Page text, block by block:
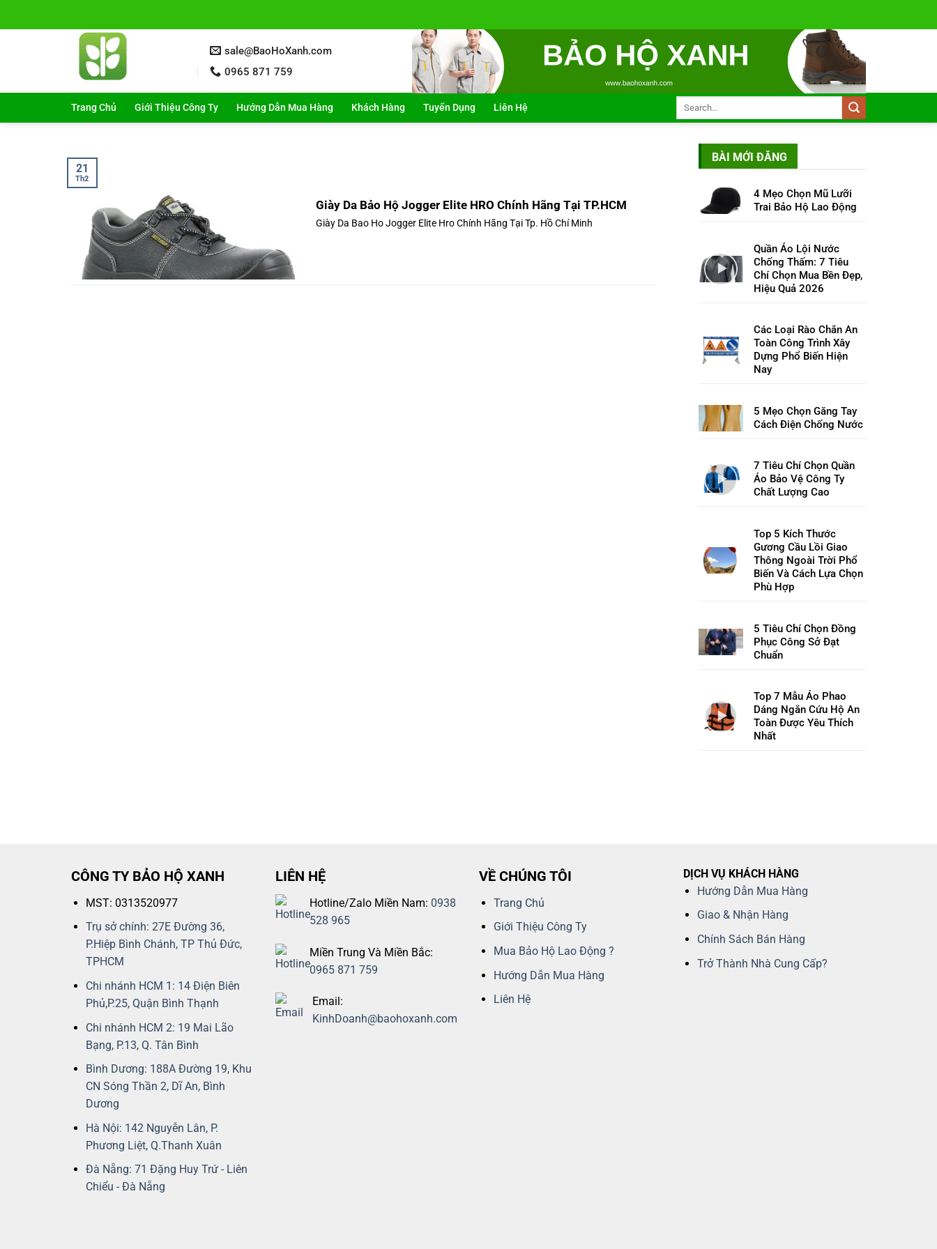
sale@BaoHoXanh.com
0965 871 759
Trang Chủ Giới Thiệu Công Ty Hướng Dẫn Mua Hàng Khách Hàng Tuyển Dụng Liên Hệ
Giày Da Bảo Hộ Jogger Elite HRO Chính Hãng Tại TP.HCM
Giày Da Bao Ho Jogger Elite Hro Chính Hãng Tại Tp. Hồ Chí Minh
21
Th2
BÀI MỚI ĐĂNG
4 Mẹo Chọn Mũ Lưỡi
Trai Bảo Hộ Lao Động
Quần Áo Lội Nước
Chống Thấm: 7 Tiêu
Chí Chọn Mua Bền Đẹp,
Hiệu Quả 2026
Các Loại Rào Chắn An
Toàn Công Trình Xây
Dựng Phổ Biến Hiện
Nay
5 Mẹo Chọn Găng Tay
Cách Điện Chống Nước
7 Tiêu Chí Chọn Quần
Áo Bảo Vệ Công Ty
Chất Lượng Cao
Top 5 Kích Thước
Gương Cầu Lồi Giao
Thông Ngoài Trời Phổ
Biến Và Cách Lựa Chọn
Phù Hợp
5 Tiêu Chí Chọn Đồng
Phục Công Sở Đạt
Chuẩn
Top 7 Mẫu Áo Phao
Dáng Ngắn Cứu Hộ An
Toàn Được Yêu Thích
Nhất
CÔNG TY BẢO HỘ XANH
MST: 0313520977
Trụ sở chính: 27E Đường 36,
P.Hiệp Bình Chánh, TP Thủ Đức,
TPHCM
Chi nhánh HCM 1: 14 Điện Biên
Phủ,P.25, Quận Bình Thạnh
Chi nhánh HCM 2: 19 Mai Lão
Bạng, P.13, Q. Tân Bình
Bình Dương: 188A Đường 19, Khu
CN Sóng Thần 2, Dĩ An, Bình
Dương
Hà Nội: 142 Nguyễn Lân, P.
Phương Liệt, Q.Thanh Xuân
Đà Nẵng: 71 Đặng Huy Trứ - Liên
Chiểu - Đà Nẵng
LIÊN HỆ
Hotline/Zalo Miền Nam: 0938
528 965
Miền Trung Và Miền Bắc:
0965 871 759
Email:
KinhDoanh@baohoxanh.com
VỀ CHÚNG TÔI
Trang Chủ
Giới Thiệu Công Ty
Mua Bảo Hộ Lao Động ?
Hướng Dẫn Mua Hàng
Liên Hệ
DỊCH VỤ KHÁCH HÀNG
Hướng Dẫn Mua Hàng
Giao & Nhận Hàng
Chính Sách Bán Hàng
Trở Thành Nhà Cung Cấp?